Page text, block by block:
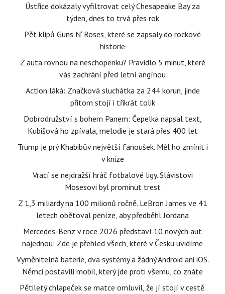
Ústřice dokázaly vyfiltrovat celý Chesapeake Bay za
týden, dnes to trvá přes rok
Pět klipů Guns N‘ Roses, které se zapsaly do rockové
historie
Z auta rovnou na neschopenku? Pravidlo 5 minut, které
vás zachrání před letní angínou
Action láká: Značková sluchátka za 244 korun, jinde
přitom stojí i třikrát tolik
Dobrodružství s bohem Panem: Čepelka napsal text,
Kubišová ho zpívala, melodie je stará přes 400 let
Trump je prý Khabibův největší fanoušek. Měl ho zmínit i
v knize
Vrací se nejdražší hráč fotbalové ligy. Slávistovi
Mosesovi byl prominut trest
Z 1,3 miliardy na 100 milionů ročně. LeBron James ve 41
letech obětoval peníze, aby předběhl Jordana
Mercedes-Benz v roce 2026 představí 10 nových aut
najednou: Zde je přehled všech, které v Česku uvidíme
Vyměnitelná baterie, dva systémy a žádný Android ani iOS.
Němci postavili mobil, který jde proti všemu, co znáte
Pětiletý chlapeček se matce omluvil, že jí stojí v cestě.